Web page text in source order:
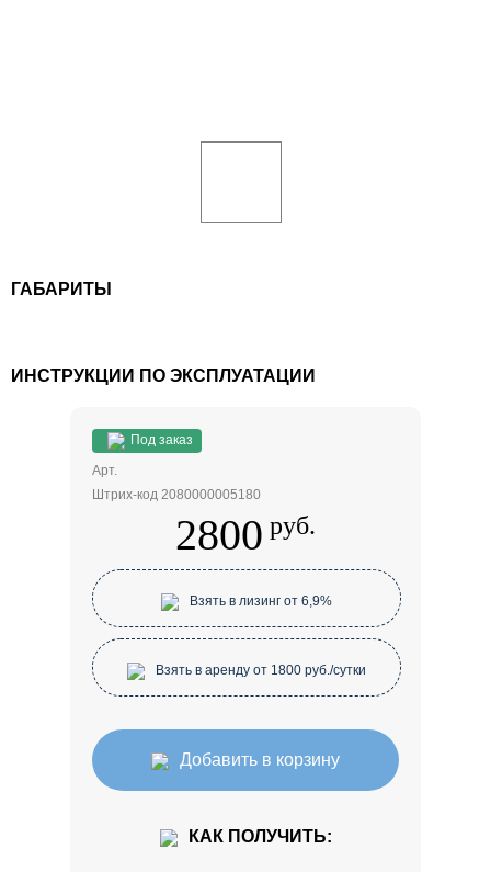
ГАБАРИТЫ
ИНСТРУКЦИИ ПО ЭКСПЛУАТАЦИИ
Под заказ
Арт.
Штрих-код 2080000005180
2800 руб.
Взять в лизинг от 6,9%
Взять в аренду от 1800 руб./сутки
Добавить в корзину
КАК ПОЛУЧИТЬ: